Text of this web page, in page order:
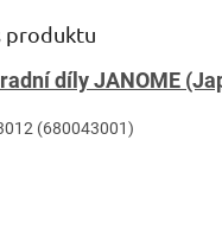
produktu
díly JANOME
(680043001)